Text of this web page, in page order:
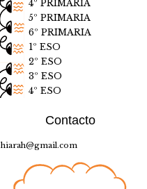
4º PRIMARIA
5º PRIMARIA
6º PRIMARIA
1º ESO
2º ESO
3º ESO
4º ESO
Contacto
hiarah@gmail.com